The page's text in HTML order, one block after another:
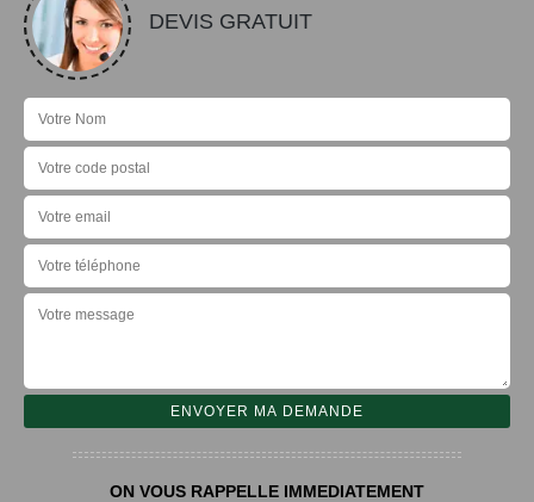
DEVIS GRATUIT
ON VOUS RAPPELLE IMMEDIATEMENT